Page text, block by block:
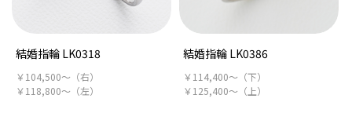
結婚指輪 LK0318
￥104,500～（右）
￥118,800～（左）
結婚指輪 LK0386
￥114,400～（下）
￥125,400～（上）